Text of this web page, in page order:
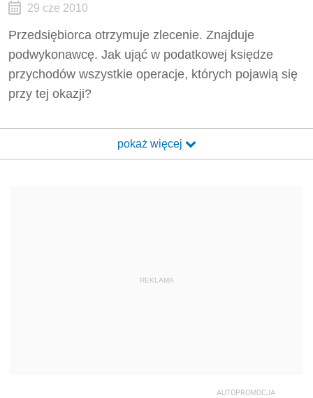
29 cze 2010
Przedsiębiorca otrzymuje zlecenie. Znajduje
podwykonawcę. Jak ująć w podatkowej księdze
przychodów wszystkie operacje, których pojawią się
przy tej okazji?
pokaż więcej
REKLAMA
AUTOPROMOCJA